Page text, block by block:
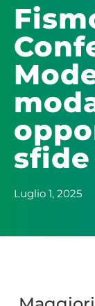
Luglio 1, 2025